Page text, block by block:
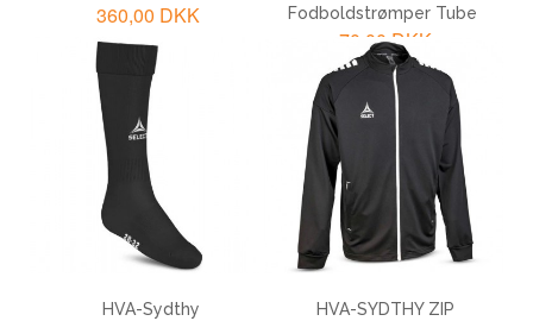
360,00 DKK
LÆG I KURV
Fodboldstrømper Tube
70,00 DKK
HVA-Sydthy
HVA-SYDTHY ZIP